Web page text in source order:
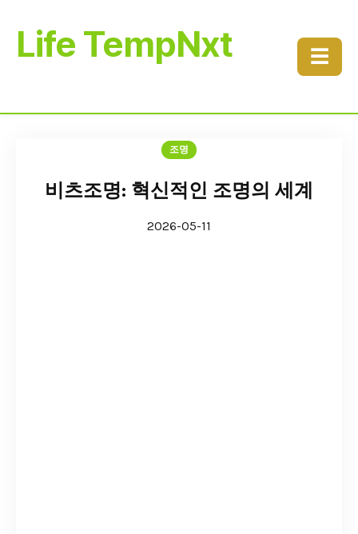
Life TempNxt ☰
조명
비츠조명: 혁신적인 조명의 세계
2026-05-11